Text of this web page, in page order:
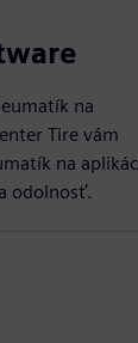
na
Tire vám
na
odolnosť.